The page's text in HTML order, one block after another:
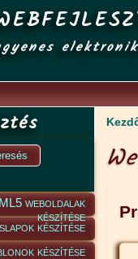
weboldalak
készítése
készítése
készítése